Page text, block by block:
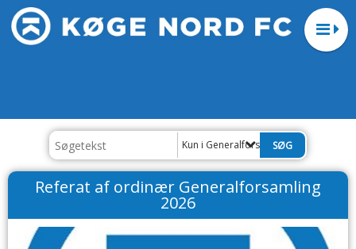
Kun i Generalforsamling
Referat af ordinær Generalforsamling
2026